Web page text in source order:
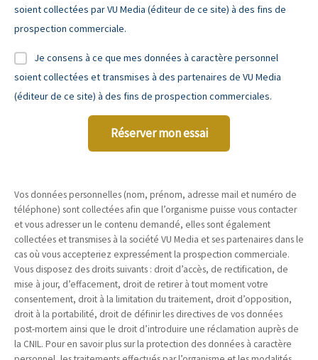
soient collectées par VU Media (éditeur de ce site) à des fins de
prospection commerciale.
Je consens à ce que mes données à caractère personnel
soient collectées et transmises à des partenaires de VU Media
(éditeur de ce site) à des fins de prospection commerciales.
Réserver mon essai
Vos données personnelles (nom, prénom, adresse mail et numéro de
téléphone) sont collectées afin que l’organisme puisse vous contacter
et vous adresser un le contenu demandé, elles sont également
collectées et transmises à la société VU Media et ses partenaires dans le
cas où vous accepteriez expressément la prospection commerciale.
Vous disposez des droits suivants : droit d’accès, de rectification, de
mise à jour, d’effacement, droit de retirer à tout moment votre
consentement, droit à la limitation du traitement, droit d’opposition,
droit à la portabilité, droit de définir les directives de vos données
post-mortem ainsi que le droit d’introduire une réclamation auprès de
la CNIL. Pour en savoir plus sur la protection des données à caractère